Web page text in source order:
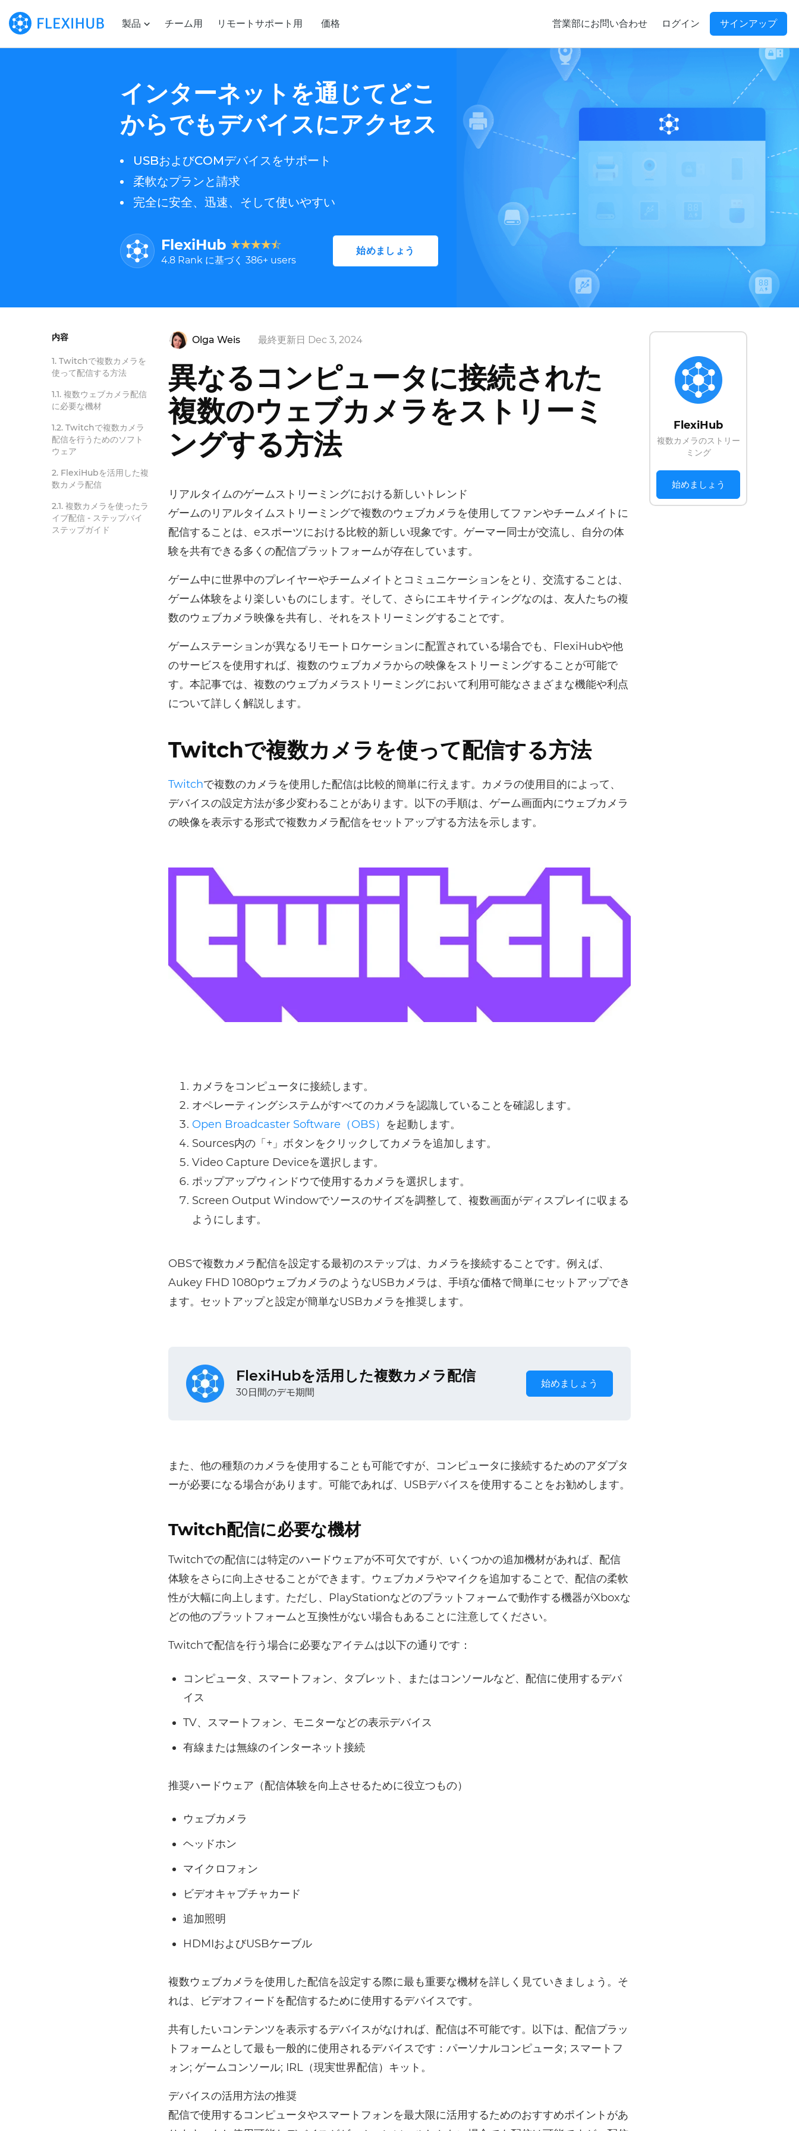
製品 チーム用 リモートサポート用 価格 サインアップ
ログイン
営業部にお問い合わせ
インターネットを通じてどこ
からでもデバイスにアクセス
USBおよびCOMデバイスをサポート
柔軟なプランと請求
完全に安全、迅速、そして使いやすい
FlexiHub
4.8 Rank に基づく 386+ users
始めましょう
内容
Twitchで複数カメラを
使って配信する方法
複数ウェブカメラ配信
に必要な機材
Twitchで複数カメラ
配信を行うためのソフト
ウェア
FlexiHubを活用した複
数カメラ配信
複数カメラを使ったラ
イブ配信 - ステップバイ
ステップガイド
FlexiHub
複数カメラのストリー
ミング
始めましょう
Olga Weis 最終更新日 Dec 3, 2024
異なるコンピュータに接続された
複数のウェブカメラをストリーミ
ングする方法
リアルタイムのゲームストリーミングにおける新しいトレンド
ゲームのリアルタイムストリーミングで複数のウェブカメラを使用してファンやチームメイトに
配信することは、eスポーツにおける比較的新しい現象です。ゲーマー同士が交流し、自分の体
験を共有できる多くの配信プラットフォームが存在しています。
ゲーム中に世界中のプレイヤーやチームメイトとコミュニケーションをとり、交流することは、
ゲーム体験をより楽しいものにします。そして、さらにエキサイティングなのは、友人たちの複
数のウェブカメラ映像を共有し、それをストリーミングすることです。
ゲームステーションが異なるリモートロケーションに配置されている場合でも、FlexiHubや他
のサービスを使用すれば、複数のウェブカメラからの映像をストリーミングすることが可能で
す。本記事では、複数のウェブカメラストリーミングにおいて利用可能なさまざまな機能や利点
について詳しく解説します。
Twitchで複数カメラを使って配信する方法
Twitchで複数のカメラを使用した配信は比較的簡単に行えます。カメラの使用目的によって、
デバイスの設定方法が多少変わることがあります。以下の手順は、ゲーム画面内にウェブカメラ
の映像を表示する形式で複数カメラ配信をセットアップする方法を示します。
カメラをコンピュータに接続します。
オペレーティングシステムがすべてのカメラを認識していることを確認します。
Open Broadcaster Software（OBS） を起動します。
Sources内の「+」ボタンをクリックしてカメラを追加します。
Video Capture Deviceを選択します。
ポップアップウィンドウで使用するカメラを選択します。
Screen Output Windowでソースのサイズを調整して、複数画面がディスプレイに収まる
ようにします。
OBSで複数カメラ配信を設定する最初のステップは、カメラを接続することです。例えば、
Aukey FHD 1080pウェブカメラのようなUSBカメラは、手頃な価格で簡単にセットアップでき
ます。セットアップと設定が簡単なUSBカメラを推奨します。
FlexiHubを活用した複数カメラ配信
30日間のデモ期間
始めましょう
また、他の種類のカメラを使用することも可能ですが、コンピュータに接続するためのアダプタ
ーが必要になる場合があります。可能であれば、USBデバイスを使用することをお勧めします。
Twitch配信に必要な機材
Twitchでの配信には特定のハードウェアが不可欠ですが、いくつかの追加機材があれば、配信
体験をさらに向上させることができます。ウェブカメラやマイクを追加することで、配信の柔軟
性が大幅に向上します。ただし、PlayStationなどのプラットフォームで動作する機器がXboxな
どの他のプラットフォームと互換性がない場合もあることに注意してください。
Twitchで配信を行う場合に必要なアイテムは以下の通りです：
コンピュータ、スマートフォン、タブレット、またはコンソールなど、配信に使用するデバ
イス
TV、スマートフォン、モニターなどの表示デバイス
有線または無線のインターネット接続
推奨ハードウェア（配信体験を向上させるために役立つもの）
ウェブカメラ
ヘッドホン
マイクロフォン
ビデオキャプチャカード
追加照明
HDMIおよびUSBケーブル
複数ウェブカメラを使用した配信を設定する際に最も重要な機材を詳しく見ていきましょう。そ
れは、ビデオフィードを配信するために使用するデバイスです。
共有したいコンテンツを表示するデバイスがなければ、配信は不可能です。以下は、配信プラッ
トフォームとして最も一般的に使用されるデバイスです：パーソナルコンピュータ; スマートフ
ォン; ゲームコンソール; IRL（現実世界配信）キット。
デバイスの活用方法の推奨
配信で使用するコンピュータやスマートフォンを最大限に活用するためのおすすめポイントがあ